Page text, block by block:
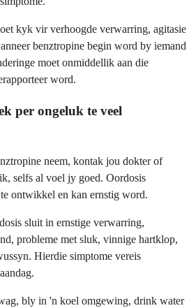
kyk vir verhoogde verwarring, agitasie
benztropine begin word by iemand
moet onmiddellik aan die
word.
per ongeluk te veel
neem, kontak jou dokter of
selfs al voel jy goed. Oordosis
ontwikkel en kan ernstig word.
sluit in ernstige verwarring,
probleme met sluk, vinnige hartklop,
Hierdie simptome vereis
bly in 'n koel omgewing, drink water